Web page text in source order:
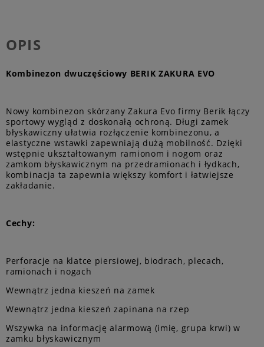
OPIS
Kombinezon dwuczęściowy BERIK ZAKURA EVO
Nowy kombinezon skórzany Zakura Evo firmy Berik łączy
sportowy wygląd z doskonałą ochroną. Długi zamek
błyskawiczny ułatwia rozłączenie kombinezonu, a
elastyczne wstawki zapewniają dużą mobilność. Dzięki
wstępnie ukształtowanym ramionom i nogom oraz
zamkom błyskawicznym na przedramionach i łydkach,
kombinacja ta zapewnia większy komfort i łatwiejsze
zakładanie.
Cechy:
Perforacje na klatce piersiowej, biodrach, plecach,
ramionach i nogach
Wewnątrz jedna kieszeń na zamek
Wewnątrz jedna kieszeń zapinana na rzep
Wszywka na informację alarmową (imię, grupa krwi) w
zamku błyskawicznym